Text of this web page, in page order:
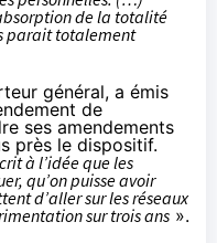
de la totalité
parait totalement
général, a émis
de
ses amendements
près le dispositif.
à l’idée que les
qu’on puisse avoir
d’aller surles réseaux
sur trois ans ».